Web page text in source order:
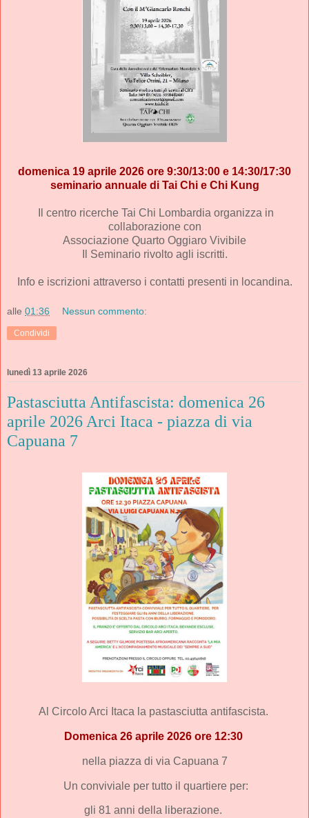
domenica 19 aprile 2026 ore 9:30/13:00 e 14:30/17:30
seminario annuale di Tai Chi e Chi Kung
centro ricerche Tai Chi Lombardia organizza in
collaborazione con
Associazione Quarto Oggiaro Vivibile
Seminario rivolto agli iscritti.
Info e iscrizioni attraverso i contatti presenti in locandina.
alle 01:36 Nessun commento:
Condividi
lunedì 13 aprile 2026
Pastasciutta Antifascista: domenica 26
aprile 2026 Arci Itaca - piazza di via
Capuana 7
Al Circolo Arci Itaca la pastasciutta antifascista.
Domenica 26 aprile 2026 ore 12:30
nella piazza di via Capuana 7
Un conviviale per tutto il quartiere per:
gli 81 anni della liberazione.